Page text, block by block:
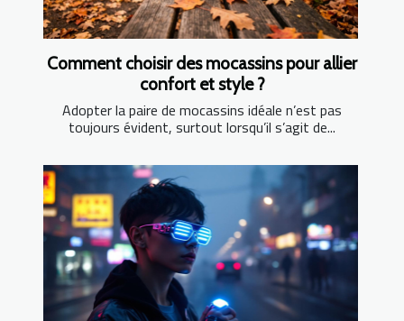
Comment choisir des mocassins pour allier
confort et style ?
Adopter la paire de mocassins idéale n’est pas
toujours évident, surtout lorsqu’il s’agit de...